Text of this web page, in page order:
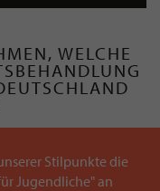
WELCHE
Stilpunkte die
Jugendliche" an